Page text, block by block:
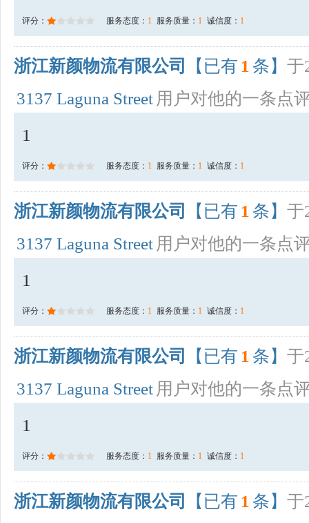
评分： 服务态度： 1 服务质量： 1 诚信度： 1
浙江新颜物流有限公司 【已有 1 条】 于
3137 Laguna Street 用户对他的一条点
1
评分： 服务态度： 1 服务质量： 1 诚信度： 1
浙江新颜物流有限公司 【已有 1 条】 于
3137 Laguna Street 用户对他的一条点
1
评分： 服务态度： 1 服务质量： 1 诚信度： 1
浙江新颜物流有限公司 【已有 1 条】 于
3137 Laguna Street 用户对他的一条点
1
评分： 服务态度： 1 服务质量： 1 诚信度： 1
浙江新颜物流有限公司 【已有 1 条】 于